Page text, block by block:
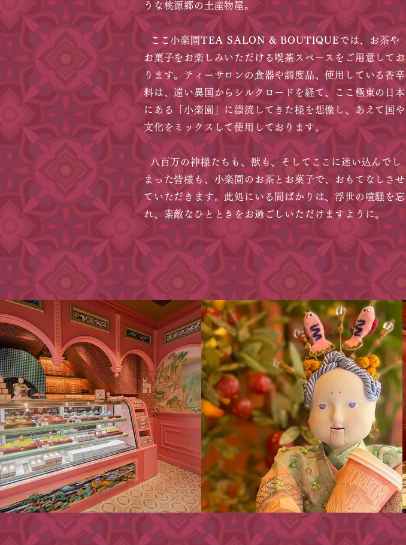
うな桃源郷の土産物屋。
ここ小楽園 TEA SALON & BOUTIQUEでは、お茶や
お菓子をお楽しみいただける喫茶スペースをご用意してお
ります。ティーサロンの食器や調度品、使用している香辛
料は、遠い異国からシルクロードを経て、ここ極東の日本
にある「小楽園」に漂流してきた様を想像し、あえて国や
文化をミックスして使用しております。
八百万の神様たちも、獣も、そしてここに迷い込んでし
まった皆様も、小楽園のお茶とお菓子で、おもてなしさせ
ていただきます。此処にいる間ばかりは、浮世の喧騒を忘
れ、素敵なひとときをお過ごしいただけますように。